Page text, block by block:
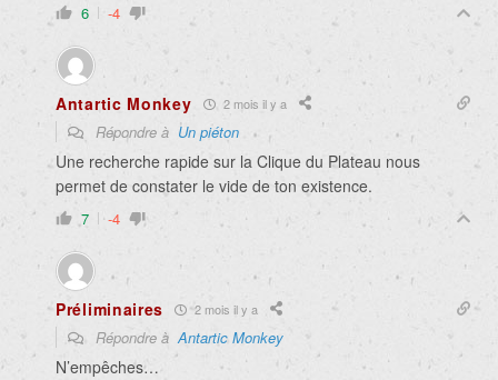
6 -4
Antartic Monkey 2 mois il y a
Répondre à Un piéton
Une recherche rapide sur la Clique du Plateau nous
permet de constater le vide de ton existence.
7 -4
Préliminaires 2 mois il y a
Répondre àAntartic Monkey
N’empêches…